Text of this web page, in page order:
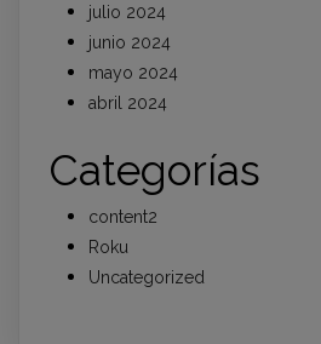
julio 2024
junio 2024
mayo 2024
abril 2024
Categorías
content2
Roku
Uncategorized